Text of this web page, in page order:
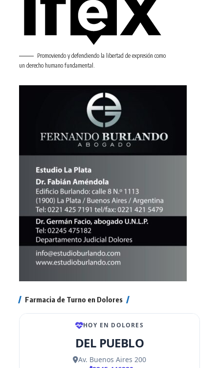
Promoviendo y defendiendo la libertad de expresión como
un derecho humano fundamental.
Farmacia de Turno en Dolores